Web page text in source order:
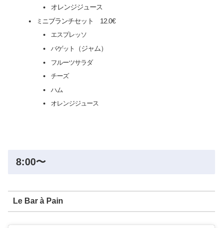
オレンジジュース
ミニ ブランチセット 12.0€
エスプレッソ
バゲット
（ジャム）
フルーツサラダ
チーズ
ハム
オレンジジュース
8:00〜
Le Bar à Pain